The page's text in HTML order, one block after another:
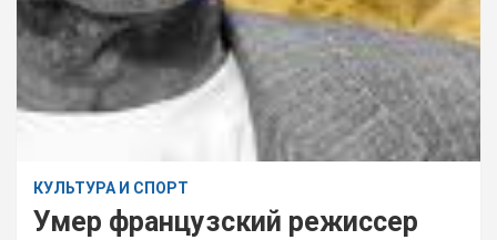
КУЛЬТУРА И СПОРТ
Умер французский режиссер